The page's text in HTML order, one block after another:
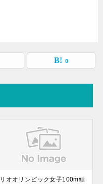
0
リオオリンピック女子100m結